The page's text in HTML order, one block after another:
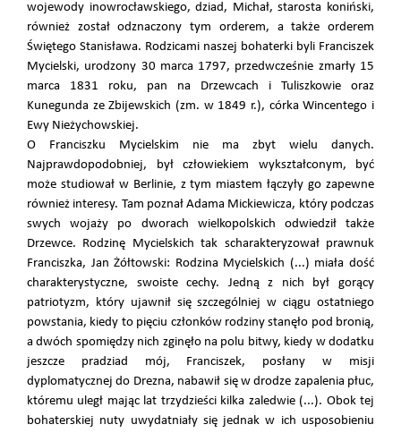
wojewody inowrocławskiego, dziad, Michał, starosta koniński,
również został odznaczony tym orderem, a także orderem
Świętego Stanisława. Rodzicami naszej bohaterki byli Franciszek
Mycielski, urodzony 30 marca 1797, przedwcześnie zmarły 15
marca 1831 roku, pan na Drzewcach i Tuliszkowie oraz
Kunegunda ze Zbijewskich (zm. w 1849 r.), córka Wincentego i
Ewy Nieżychowskiej.
O Franciszku Mycielskim nie ma zbyt wielu danych.
Najprawdopodobniej, był człowiekiem wykształconym, być
może studiował w Berlinie, z tym miastem łączyły go zapewne
również interesy. Tam poznał Adama Mickiewicza, który podczas
swych wojaży po dworach wielkopolskich odwiedził także
Drzewce. Rodzinę Mycielskich tak scharakteryzował prawnuk
Franciszka, Jan Żółtowski: Rodzina Mycielskich (...) miała dość
charakterystyczne, swoiste cechy. Jedną z nich był gorący
patriotyzm, który ujawnił się szczególniej w ciągu ostatniego
powstania, kiedy to pięciu członków rodziny stanęło pod bronią,
a dwóch spomiędzy nich zginęło na polu bitwy, kiedy w dodatku
jeszcze pradziad mój, Franciszek, posłany w misji
dyplomatycznej do Drezna, nabawił się w drodze zapalenia płuc,
któremu uległ mając lat trzydzieści kilka zaledwie (...). Obok tej
bohaterskiej nuty uwydatniały się jednak w ich usposobieniu